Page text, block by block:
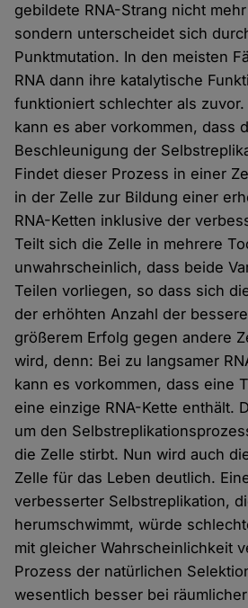
gebildete RNA-Strang nicht
sondern unterscheidet sich
Punktmutation. In den meisten
RNA dann ihre katalytische
funktioniert schlechter als
kann es aber vorkommen, dass
Beschleunigung der
Findet dieser Prozess in einer
in der Zelle zur Bildung einer
RNA-Ketten inklusive der
Teilt sich die Zelle in mehrere
unwahrscheinlich, dass beide
Teilen vorliegen, so dass sich
der erhöhten Anzahl der
größerem Erfolg gegen andere
wird, denn: Bei zu langsamer
kann es vorkommen, dass eine
eine einzige RNA-Kette enthält.
um den
die Zelle stirbt. Nun wird auch
Zelle für das Leben deutlich.
verbesserter Selbstreplikation,
herumschwimmt, würde
mit gleicher Wahrscheinlichkeit
Prozess der natürlichen
wesentlich besser bei